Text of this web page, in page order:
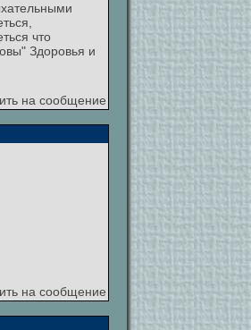
что
Здоровья и
на сообщение
на сообщение